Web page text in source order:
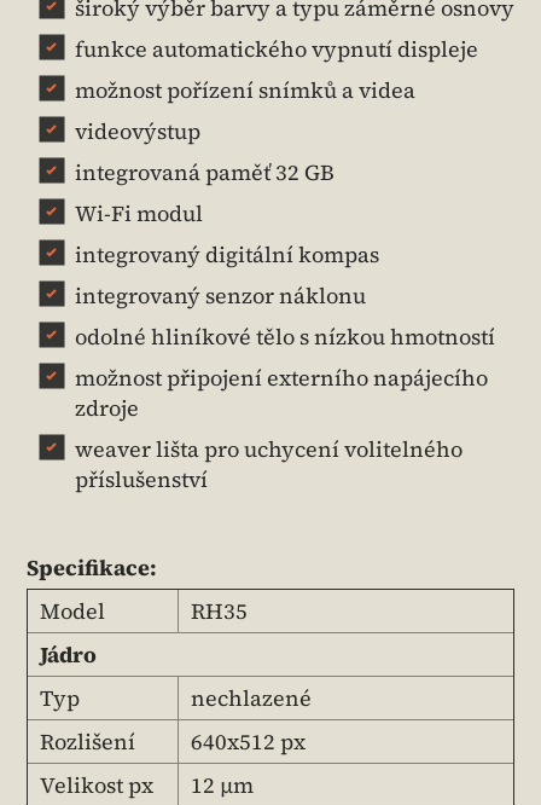
široký výběr barvy a typu záměrné osnovy
funkce automatického vypnutí displeje
možnost pořízení snímků a videa
videovýstup
integrovaná paměť 32 GB
Wi-Fi modul
integrovaný digitální kompas
integrovaný senzor náklonu
odolné hliníkové tělo s nízkou hmotností
možnost připojení externího napájecího
zdroje
weaver lišta pro uchycení volitelného
příslušenství
Specifikace:
Model
RH35
Jádro
Typ
nechlazené
Rozlišení
640x512 px
Velikost px
12 µm